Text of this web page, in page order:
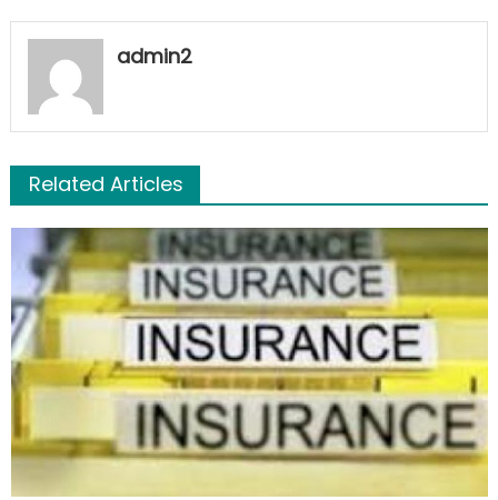
admin2
Related Articles